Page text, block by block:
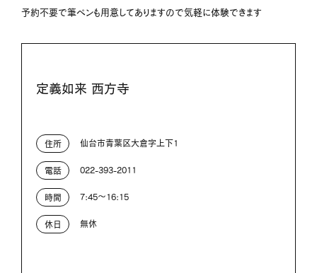
予約不要で筆ペンも用意してありますので気軽に体験できます
定義如来 西方寺
住所 仙台市青葉区大倉字上下1
電話 022-393-2011
時間 7:45～16:15
休日 無休